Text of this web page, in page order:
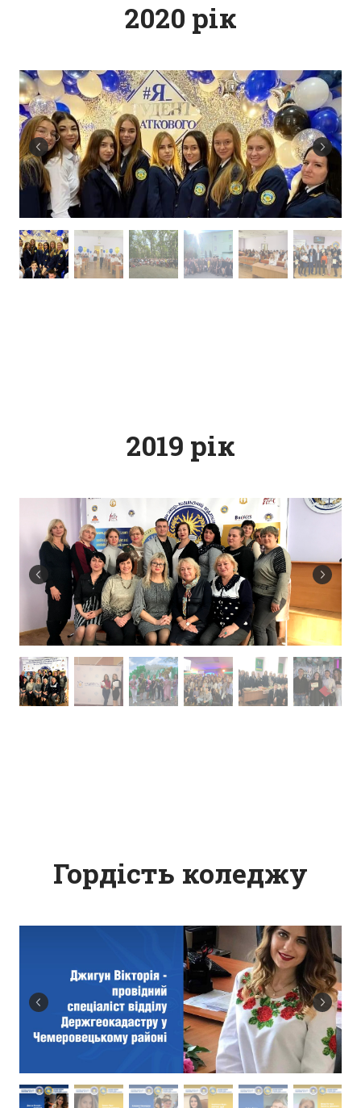
2020 рік
2019 рік
Гордість коледжу